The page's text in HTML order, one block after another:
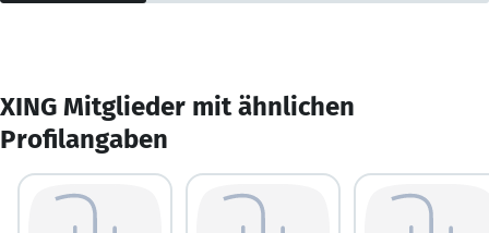
XING Mitglieder mit ähnlichen
Profilangaben